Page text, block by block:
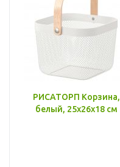
РИСАТОРП Корзина,
белый, 25x26x18 см